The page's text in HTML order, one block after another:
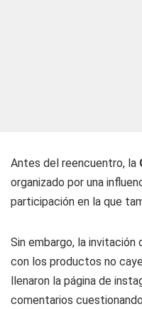
Antes del reencuentro, la
organizado por una
participación en la que
Sin embargo, la invitación
con los productos no
llenaron la página de
comentarios